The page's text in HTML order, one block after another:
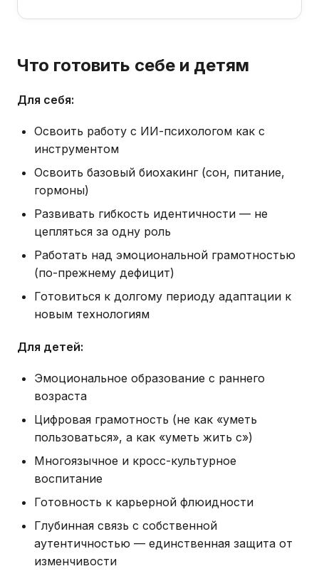
Что готовить себе и детям
Для себя:
Освоить работу с ИИ-психологом как с
инструментом
Освоить базовый биохакинг (сон, питание,
гормоны)
Развивать гибкость идентичности — не
цепляться за одну роль
Работать над эмоциональной грамотностью
(по-прежнему дефицит)
Готовиться к долгому периоду адаптации к
новым технологиям
Для детей:
Эмоциональное образование с раннего
возраста
Цифровая грамотность (не как «уметь
пользоваться», а как «уметь жить с»)
Многоязычное и кросс-культурное
воспитание
Готовность к карьерной флюидности
Глубинная связь с собственной
аутентичностью — единственная защита от
изменчивости